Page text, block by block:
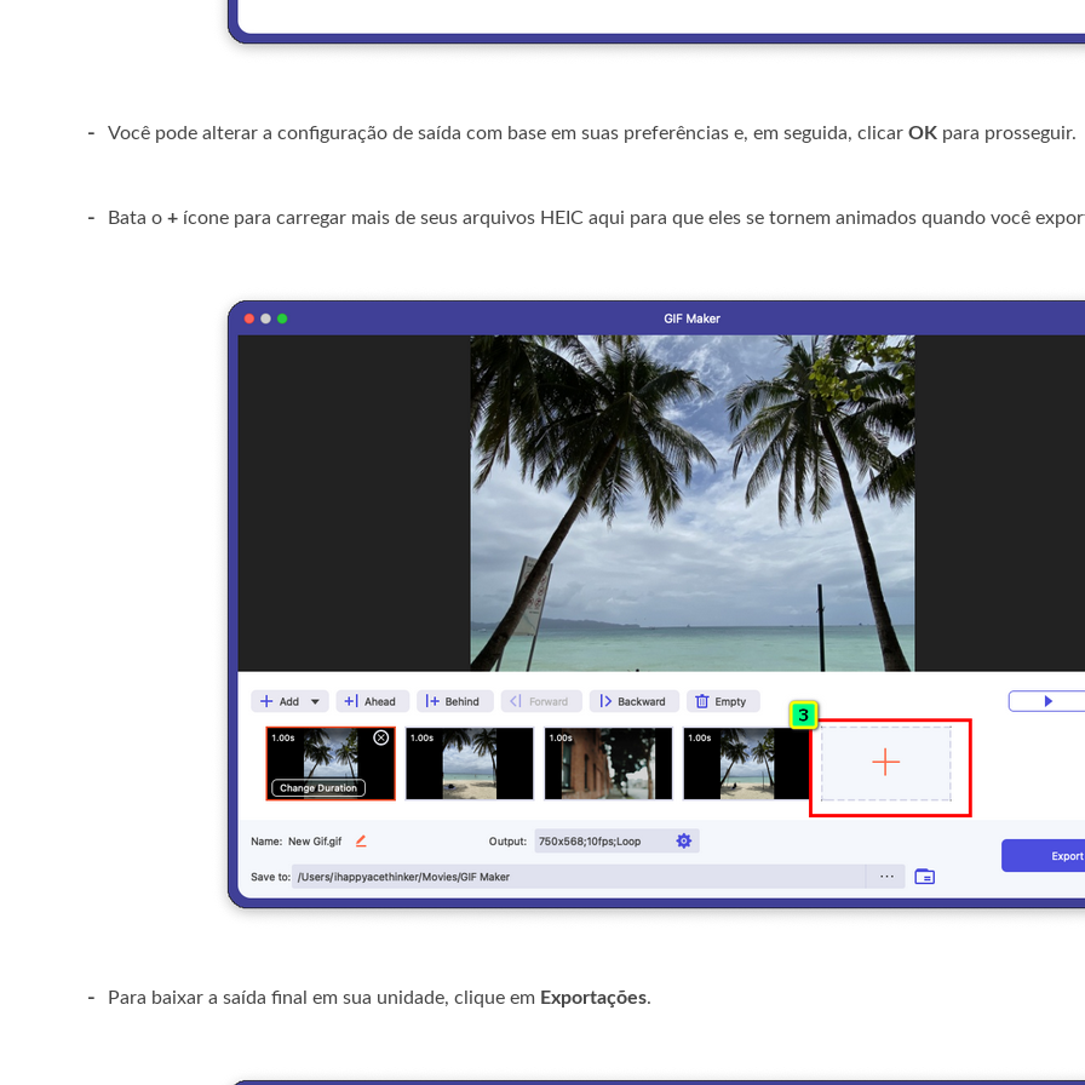
- Você pode alterar a configuração de saída com base em suas preferências e, em seguida, clicar OK para prosseguir.
- Bata o + ícone para carregar mais de seus arquivos HEIC aqui para que eles se tornem animados quando você
- Para baixar a saída final em sua unidade, clique em Exportações.